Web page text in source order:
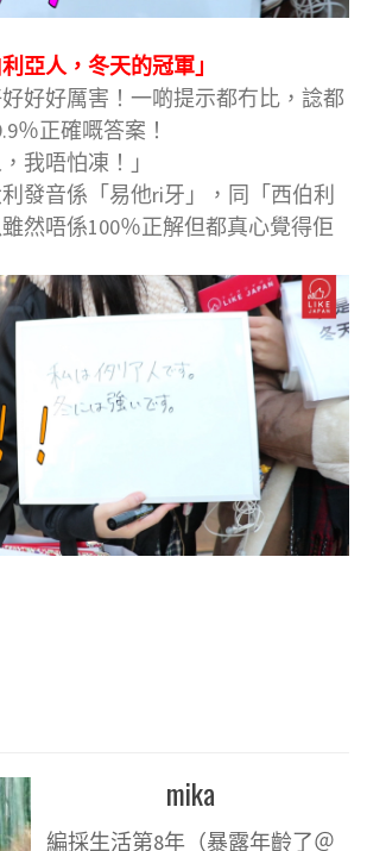
亞人，冬天的冠軍」
好好厲害！一啲提示都冇比，諗都
％正確嘅答案！
我唔怕凍！」
發音係「易他ri牙」，同「西伯利
然唔係100％正解但都真心覺得佢
mika
編採生活第8年（暴露年齡了＠